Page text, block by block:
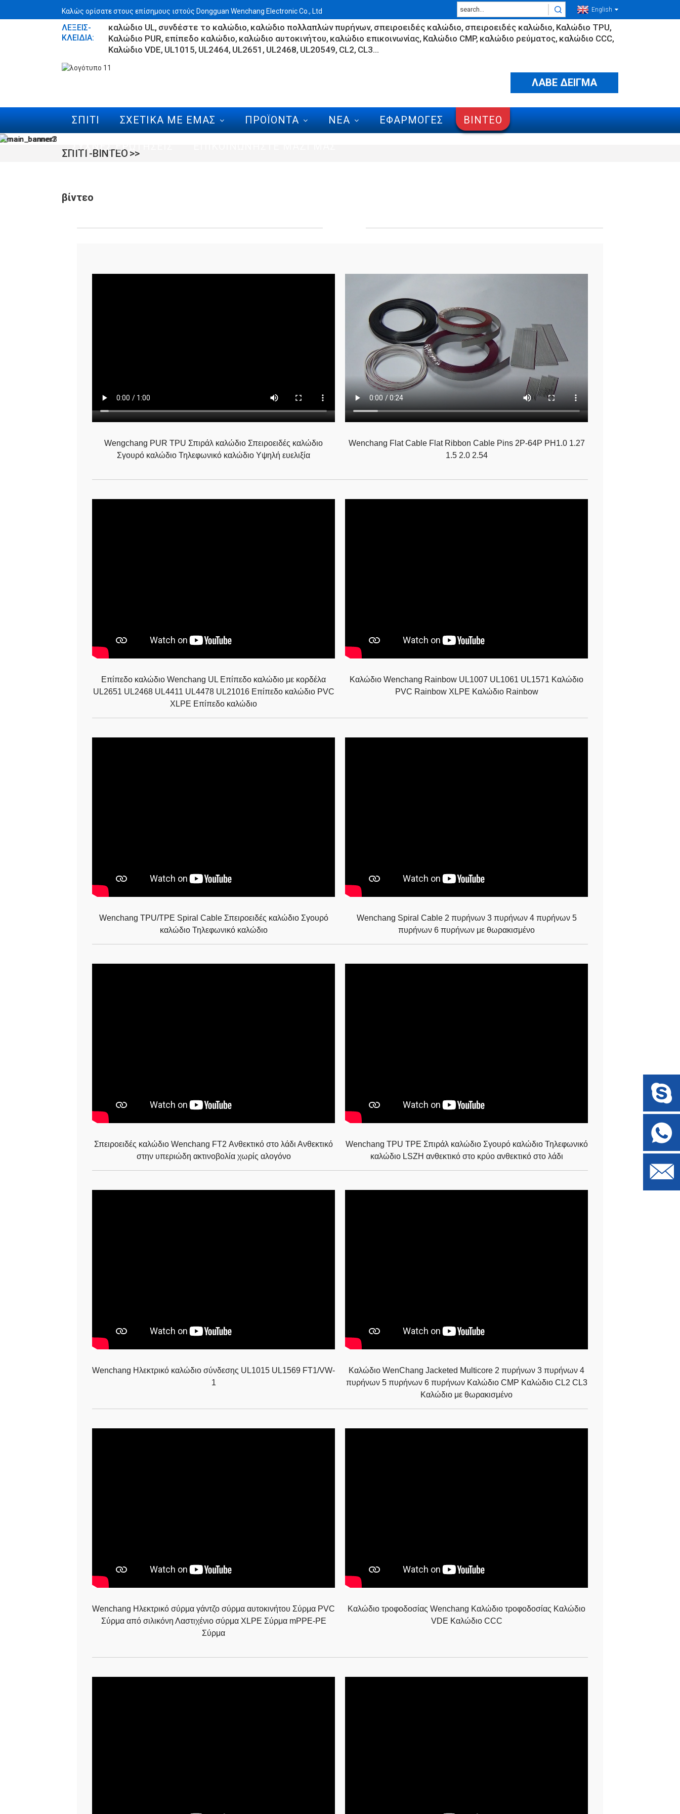
Καλώς ορίσατε στους επίσημους ιστούς Dongguan Wenchang Electronic Co., Ltd English
ΛΈΞΕΙΣ-
ΚΛΕΙΔΙΆ:
καλώδιο UL συνδέστε το καλώδιο καλώδιο πολλαπλών πυρήνων σπειροειδές καλώδιο σπειροειδές καλώδιο Καλώδιο TPU
Καλώδιο PUR επίπεδο καλώδιο καλώδιο αυτοκινήτου καλώδιο επικοινωνίας Καλώδιο CMP καλώδιο ρεύματος καλώδιο CCC
Καλώδιο VDE UL1015 UL2464 UL2651 UL2468 UL20549 CL2 CL3...
ΛΑΒΕ ΔΕΙΓΜΑ
ΣΠΊΤΙ ΣΧΕΤΙΚΆ ΜΕ ΕΜΆΣ ΠΡΟΪΌΝΤΑ ΝΈΑ ΕΦΑΡΜΟΓΈΣ ΒΊΝΤΕΟ
ΣΠΊΤΙ ΒΊΝΤΕΟ
βίντεο
Wengchang PUR TPU Σπιράλ καλώδιο Σπειροειδές καλώδιο
Σγουρό καλώδιο Τηλεφωνικό καλώδιο Υψηλή ευελιξία
Wenchang Flat Cable Flat Ribbon Cable Pins 2P-64P PH1.0 1.27
1.5 2.0 2.54
Επίπεδο καλώδιο Wenchang UL Επίπεδο καλώδιο με κορδέλα
UL2651 UL2468 UL4411 UL4478 UL21016 Επίπεδο καλώδιο PVC
XLPE Επίπεδο καλώδιο
Καλώδιο Wenchang Rainbow UL1007 UL1061 UL1571 Καλώδιο
PVC Rainbow XLPE Καλώδιο Rainbow
Wenchang TPU/TPE Spiral Cable Σπειροειδές καλώδιο Σγουρό
καλώδιο Τηλεφωνικό καλώδιο
Wenchang Spiral Cable 2 πυρήνων 3 πυρήνων 4 πυρήνων 5
πυρήνων 6 πυρήνων με θωρακισμένο
Σπειροειδές καλώδιο Wenchang FT2 Ανθεκτικό στο λάδι Ανθεκτικό
στην υπεριώδη ακτινοβολία χωρίς αλογόνο
Wenchang TPU TPE Σπιράλ καλώδιο Σγουρό καλώδιο Τηλεφωνικό
καλώδιο LSZH ανθεκτικό στο κρύο ανθεκτικό στο λάδι
Wenchang Ηλεκτρικό καλώδιο σύνδεσης UL1015 UL1569 FT1/VW-
1
Καλώδιο WenChang Jacketed Multicore 2 πυρήνων 3 πυρήνων 4
πυρήνων 5 πυρήνων 6 πυρήνων Καλώδιο CMP Καλώδιο CL2 CL3
Καλώδιο με θωρακισμένο
Wenchang Ηλεκτρικό σύρμα γάντζο σύρμα αυτοκινήτου Σύρμα PVC
Σύρμα από σιλικόνη Λαστιχένιο σύρμα XLPE Σύρμα mPPE-PE
Σύρμα
Καλώδιο τροφοδοσίας Wenchang Καλώδιο τροφοδοσίας Καλώδιο
VDE Καλώδιο CCC